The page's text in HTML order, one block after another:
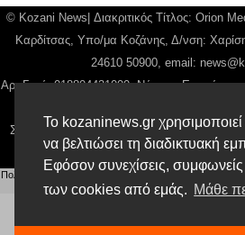
Το kozaninews.gr
να βελτιώσει τη διαδικτυακή
Εφόσον συνεχίσεις,
των cookies από εμάς. Μάθε
© Kozani News| Διακριτικός Τίτλος: Orion
Καρδίτσας, Υπο/μα Κοζάνης, Δ/νση:
24610 50900, email:
Αρ. Γεμή: 018804431000, Νόμιμος Εκπρόσωπος,
Παναγιώτης Φιλίππου, Διευθύντρια:
Σύνταξης: Μπαλαμπάνη Βασιλική.
Φιλίππου
Πολιτική απορρήτου Αίτηση Διαχείρισης Προσωπικών
Συμμόρφωσης